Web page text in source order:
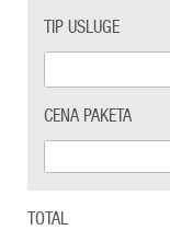
TIP USLUGE
CENA PAKETA
TOTAL